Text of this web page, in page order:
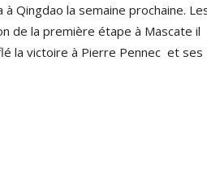
Qingdao la semaine prochaine.
de la première étape à Mascate il
la victoire à Pierre Pennec et ses